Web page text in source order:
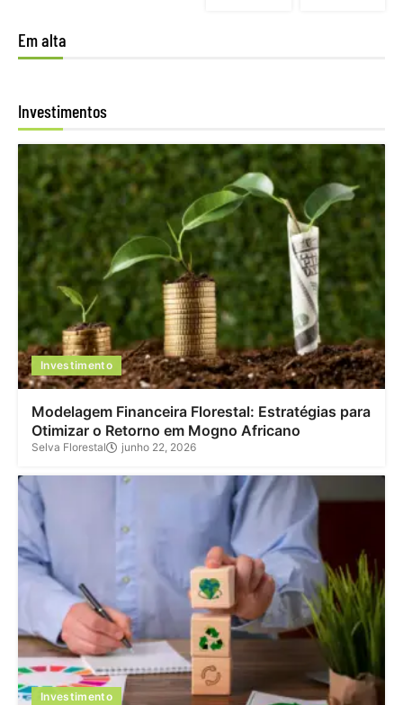
Em alta
Investimentos
Investimento
Modelagem Financeira Florestal: Estratégias para
Otimizar o Retorno em Mogno Africano
Selva Florestal junho 22, 2026
Investimento